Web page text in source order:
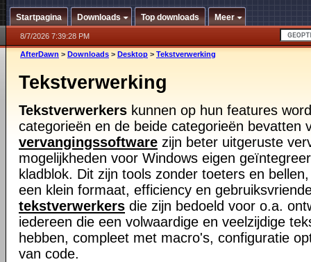
Startpagina Downloads Top downloads Meer
8/7/2026 7:39:28 PM
AfterDawn > Downloads > Desktop > Tekstverwerking
Tekstverwerking
Tekstverwerkers kunnen op hun features
categorieën en de beide categorieën bevatten
vervangingssoftware zijn beter uitgeruste
mogelijkheden voor Windows eigen
kladblok. Dit zijn tools zonder toeters en
een klein formaat, efficiency en
tekstverwerkers die zijn bedoeld voor o.a.
iedereen die een volwaardige en veelzijdige
hebben, compleet met macro's, configuratie
van code.